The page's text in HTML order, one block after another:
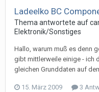
Ladeelko BC
Thema antwortete auf
Elektronik/Sonstiges
Hallo, warum muß es denn
gibt mittlerweile einige - ich
gleichen Grunddaten auf
15. März 2009 3